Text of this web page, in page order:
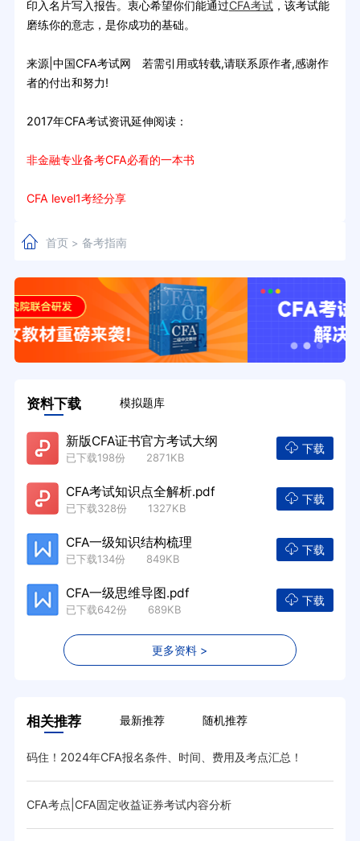
印入名片写入报告。衷心希望你们能通过CFA考试，该考试能
磨练你的意志，是你成功的基础。
来源|中国CFA考试网 若需引用或转载,请联系原作者,感谢作
者的付出和努力!
2017年CFA考试资讯延伸阅读：
非金融专业备考CFA必看的一本书
CFA level1考经分享
首页> 备考指南
资料下载 模拟题库
新版CFA证书官方考试大纲
已下载198份 2871KB
下载
CFA考试知识点全解析.pdf
已下载328份 1327KB
下载
CFA一级知识结构梳理
已下载134份 849KB
下载
CFA一级思维导图.pdf
已下载642份 689KB
下载
更多资料 >
相关推荐 最新推荐 随机推荐
码住！2024年CFA报名条件、时间、费用及考点汇总！
CFA考点|CFA固定收益证券考试内容分析